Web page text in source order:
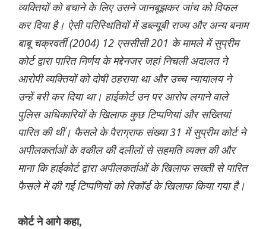
व्यक्तियों को बचाने के लिए उसने जानबूझकर जांच को विफल
कर दिया है। ऐसी परिस्थितियों में डब्ल्यूबी राज्य और अन्य बनाम
बाबू चक्रवर्ती (2004) 12 एससीसी 201 के मामले में सुप्रीम
कोर्ट द्वारा पारित निर्णय के मद्देनजर जहां निचली अदालत ने
आरोपी व्यक्तियों को दोषी ठहराया था और उच्च न्यायालय ने
उन्हें बरी कर दिया था। हाईकोर्ट उन पर आरोप लगाने वाले
पुलिस अधिकारियों के खिलाफ कुछ टिप्पणियां और सख्तियां
पारित की थीं। फैसले के पैराग्राफ संख्या 31 में सुप्रीम कोर्ट ने
अपीलकर्ताओं के वकील की दलीलों से सहमति व्यक्त की और
माना कि हाईकोर्ट द्वारा अपीलकर्ताओं के खिलाफ सख्ती से पारित
फैसले में की गई टिप्पणियों को रिकॉर्ड के खिलाफ किया गया है।
कोर्ट ने आगे कहा,